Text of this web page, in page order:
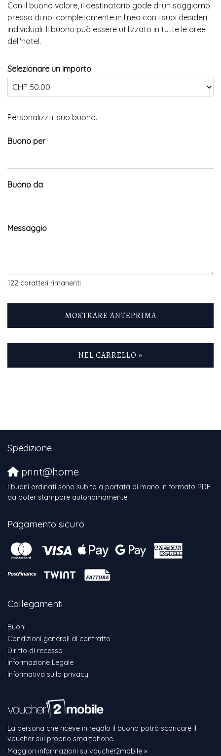
Con il buono valore, il destinatario gode di un soggiorno
presso di noi completamente in linea con i suoi desideri
individuali. Il buono può essere utilizzato in tutte le aree
dell'hotel.
Selezionare un importo
Personalizzi il suo buono.
Buono per
Buono da
Messaggio
122 caratteri rimanenti
MOSTRARE ANTEPRIMA
NEL CARRELLO »
Spedizione
print@home
I buoni ordinati sono subito a portata di mano in formato PDF
da poter stampare autonomamente.
Pagamento sicuro
Collegamenti
Buoni
Condizioni generali di contratto
Diritto di recesso
Informazione Legale
Informativa sulla privacy
La persona che riceve in regalo il buono potrà scaricare il
voucher sul proprio smartphone.
Maggiori informazioni su voucher2mobile »